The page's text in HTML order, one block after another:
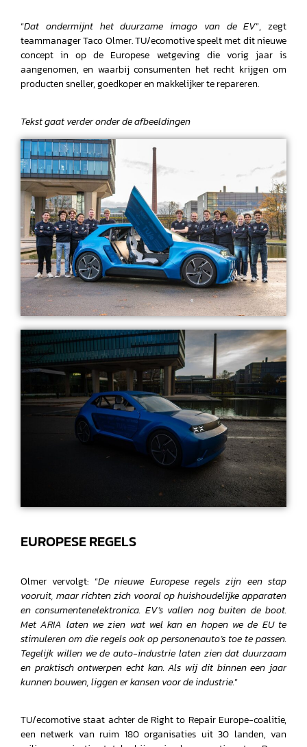
“Dat ondermijnt het duurzame imago van de EV”, zegt
teammanager Taco Olmer. TU/ecomotive speelt met dit nieuwe
concept in op de Europese wetgeving die vorig jaar is
aangenomen, en waarbij consumenten het recht krijgen om
producten sneller, goedkoper en makkelijker te repareren.
Tekst gaat verder onder de afbeeldingen
EUROPESE REGELS
Olmer vervolgt: “De nieuwe Europese regels zijn een stap
vooruit, maar richten zich vooral op huishoudelijke apparaten
en consumentenelektronica. EV’s vallen nog buiten de boot.
Met ARIA laten we zien wat wel kan en hopen we de EU te
stimuleren om die regels ook op personenauto’s toe te passen.
Tegelijk willen we de auto-industrie laten zien dat duurzaam
en praktisch ontwerpen echt kan. Als wij dit binnen een jaar
kunnen bouwen, liggen er kansen voor de industrie.”
TU/ecomotive staat achter de Right to Repair Europe-coalitie,
een netwerk van ruim 180 organisaties uit 30 landen, van